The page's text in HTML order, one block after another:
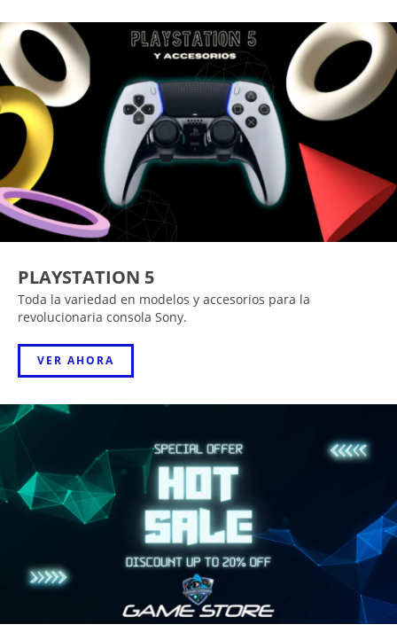
PLAYSTATION 5
Toda la variedad en modelos y accesorios para la
revolucionaria consola Sony.
VER AHORA